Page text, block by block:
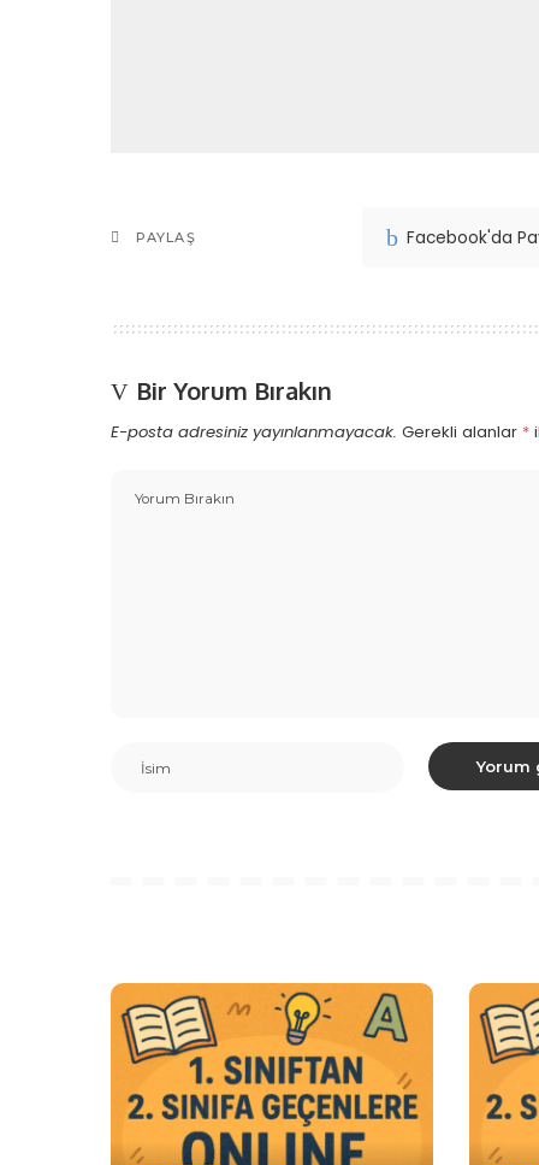
PAYLAŞ Facebook'da
Bir Yorum Bırakın
E-posta adresiniz yayınlanmayacak. Gerekli alanlar *